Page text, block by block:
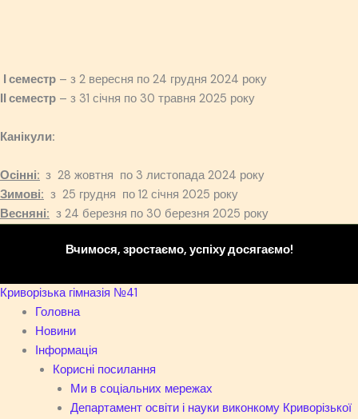
І семестр – з 2 вересня по 24 грудня 2024 року
ІІ семестр – з 31 січня по 30 травня 2025 року
Канікули:
Осінні: з 28 жовтня по 3 листопада 2024 року
Зимові: з 25 грудня по 12 січня 2025 року
Весняні: з 24 березня по 30 березня 2025 року
Вчимося, зростаємо, успіху досягаємо!
Криворізька гімназія №41
Головна
Новини
Інформація
Корисні посилання
Ми в соціальних мережах
Департамент освіти і науки виконкому Криворізької